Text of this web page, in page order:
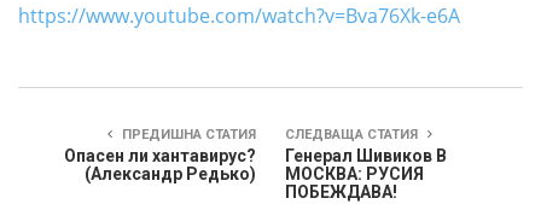
https://www.youtube.com/watch?v=Bva76Xk-e6A
ПРЕДИШНА СТАТИЯ
Опасен ли хантавирус?
(Александр Редько)
СЛЕДВАЩА СТАТИЯ
Генерал Шивиков В
МОСКВА: РУСИЯ
ПОБЕЖДАВА!